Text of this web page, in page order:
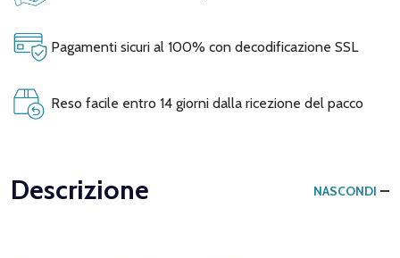
Pagamenti sicuri al 100% con decodificazione SSL
Reso facile entro 14 giorni dalla ricezione del pacco
Descrizione NASCONDI